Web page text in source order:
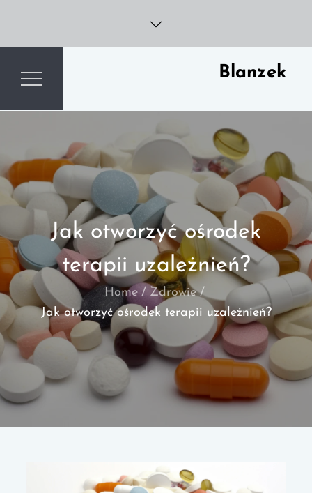
content
Blanzek
Jak otworzyć ośrodek
terapii uzależnień?
Home
Zdrowie
Jak otworzyć ośrodek terapii uzależnień?